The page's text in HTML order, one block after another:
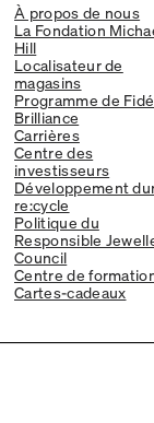
À propos de nous
La Fondation
Hill
Localisateur de
magasins
Programme de
Brilliance
Carrières
Centre des
investisseurs
Développement
re:cycle
Politique du
Responsible
Council
Centre de
Cartes-cadeaux